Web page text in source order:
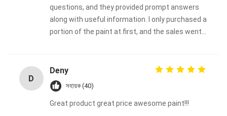
questions, and they provided prompt answers
along with useful information. I only purchased a
portion of the paint at first, and the sales went
D
Deny
সহায়ক (40)
Great product great price awesome paint!!!